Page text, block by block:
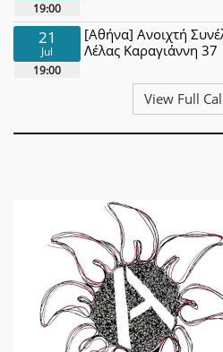
19:00
21
Jul
19:00
[Αθήνα] Ανοιχτή
Λέλας Καραγιάννη 37
View Full